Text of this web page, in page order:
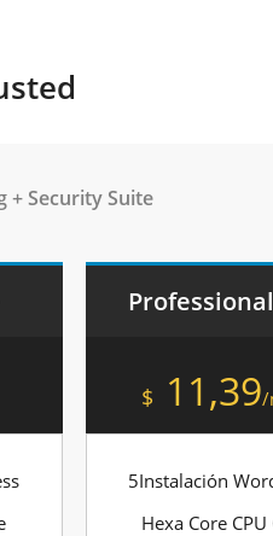
+ Security Suite
$ 11,39/
5Instalación
Hexa Core CPU